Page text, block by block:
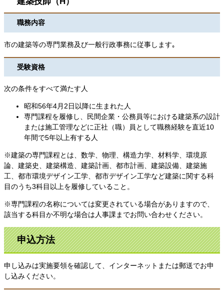
職務内容
市の建築等の専門業務及び一般行政事務に従事します｡
受験資格
次の条件をすべて満たす人
昭和56年4月2日以降に生まれた人
専門課程を履修し、民間企業・公務員等における建築系の設計
または施工管理などに正社（職）員として職務経験を直近10
年間で5年以上有する人
※建築の専門課程とは、数学、物理、構造力学、材料学、環境原
論、建築史、建築構造、建築計画、都市計画、建築設備、建築施
工、都市環境デザイン工学、都市デザイン工学など建築に関する科
目のうち3科目以上を履修していること。
※専門課程の名称については変更されている場合がありますので、
該当する科目か不明な場合は人事課までお問い合わせください。
申込方法
申し込みは実施要領を確認して、インターネットまたは郵送でお申
し込みください。